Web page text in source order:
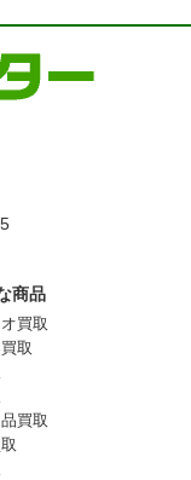
商品
買取
取
買取